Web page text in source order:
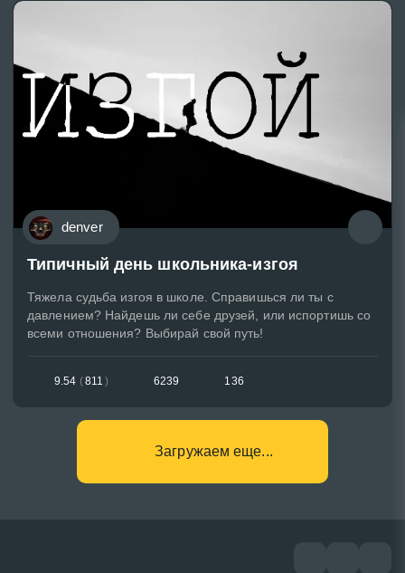
denver
Типичный день школьника-изгоя
Тяжела судьба изгоя в школе. Справишься ли ты с
давлением? Найдешь ли себе друзей, или испортишь со
всеми отношения? Выбирай свой путь!
9.54 (811 ) 6239 136
Загружаем еще...